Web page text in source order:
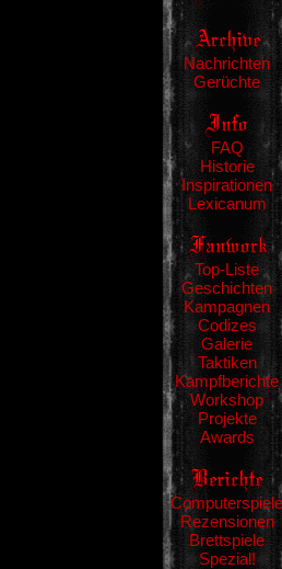
Nachrichten
Gerüchte
FAQ
Historie
Inspirationen
Lexicanum
Top-Liste
Geschichten
Kampagnen
Codizes
Galerie
Taktiken
Kampfberichte
Workshop
Projekte
Awards
Computerspiele
Rezensionen
Brettspiele
Spezial!